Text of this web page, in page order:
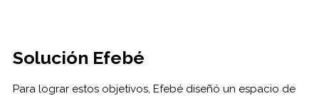
Solución Efebé
Para lograr estos objetivos, Efebé diseñó un espacio de